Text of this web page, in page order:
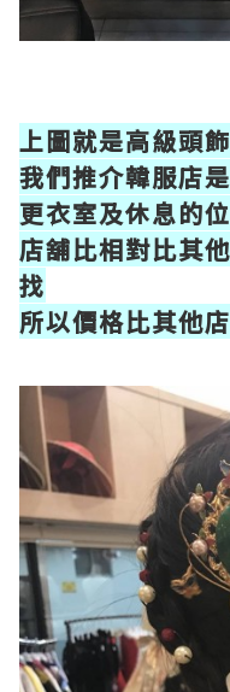
上圖就是高級頭
我們推介韓服店
更衣室及休息的
店舖比相對比其
找
所以價格比其他